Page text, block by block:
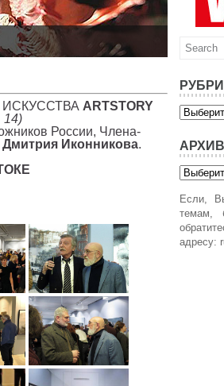
ИСКУССТВА ARTSTORY
14)
России, Члена-
Дмитрия Иконникова.
Рубрики
АРХИВ
Архив
Если,
темам,
адресу: